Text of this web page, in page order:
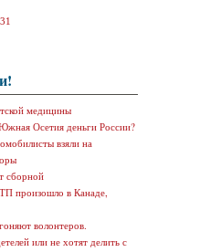
31
медицины
Осетия деньги России?
взяли на
сборной
произошло в Канаде,
волонтеров.
или не хотят делить с